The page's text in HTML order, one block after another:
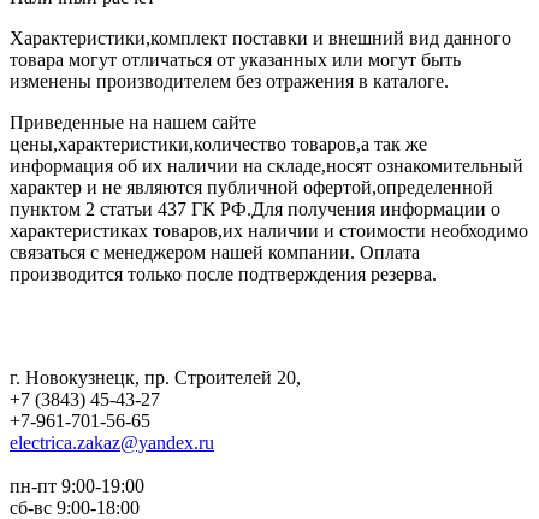
Характеристики,комплект поставки и внешний вид данного
товара могут отличаться от указанных или могут быть
изменены производителем без отражения в каталоге.
Приведенные на нашем сайте
цены,характеристики,количество товаров,а так же
информация об их наличии на складе,носят ознакомительный
характер и не являются публичной офертой,определенной
пунктом 2 статьи 437 ГК РФ.Для получения информации о
характеристиках товаров,их наличии и стоимости необходимо
связаться с менеджером нашей компании. Оплата
производится только после подтверждения резерва.
г. Новокузнецк, пр. Строителей 20,
+7 (3843) 45-43-27
+7-961-701-56-65
electrica.zakaz@yandex.ru
пн-пт 9:00-19:00
сб-вс 9:00-18:00